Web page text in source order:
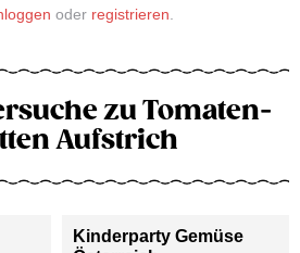
oder registrieren
zu Tomaten-
Aufstrich
Kinderparty Gemüse